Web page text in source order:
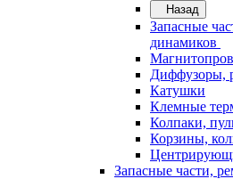
Назад
Запасные
динамиков
Диффузоры,
Катушки
Клемные
Колпаки,
Корзины,
Запасные части,